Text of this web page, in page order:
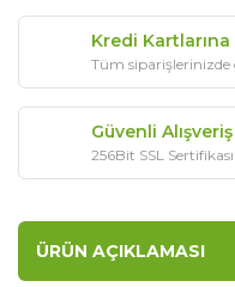
Kredi
Tüm siparişlerinizde
Güvenli Alışveriş
256Bit SSL
ÜRÜN AÇIKLAMASI